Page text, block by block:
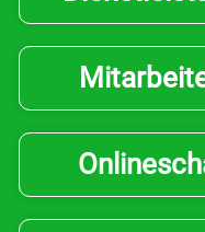
Politik
Freizeit &
Bildung &